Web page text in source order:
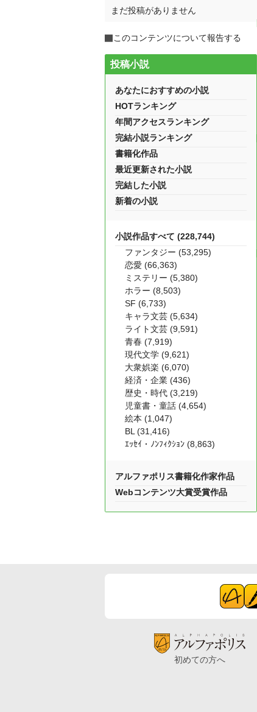
まだ投稿がありません
このコンテンツについて報告する
投稿小説
あなたにおすすめの小説
HOTランキング
年間アクセスランキング
完結小説ランキング
書籍化作品
最近更新された小説
完結した小説
新着の小説
小説作品すべて (228,744)
ファンタジー (53,295)
恋愛 (66,363)
ミステリー (5,380)
ホラー (8,503)
SF (6,733)
キャラ文芸 (5,634)
ライト文芸 (9,591)
青春 (7,919)
現代文学 (9,621)
大衆娯楽 (6,070)
経済・企業 (436)
歴史・時代 (3,219)
児童書・童話 (4,654)
絵本 (1,047)
BL (31,416)
ｴｯｾｲ・ﾉﾝﾌｨｸｼｮﾝ (8,863)
アルファポリス書籍化作家作品
Webコンテンツ大賞受賞作品
初めての方へ